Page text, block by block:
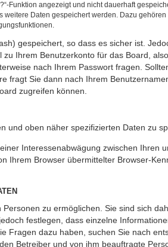
Funktion angezeigt und nicht dauerhaft
Daten gespeichert werden. Dazu
gespeichert, so dass es sicher ist.
Ihrem Benutzerkonto für das Board,
nach Ihrem Passwort fragen.
fragt Sie dann nach Ihrem
zugreifen können.
und oben näher spezifizierten Daten zu
Interessenabwägung zwischen
Ihrem Browser übermittelter Browser-
zu ermöglichen. Sie sind sich
festlegen, dass einzelne
Fragen dazu haben, suchen Sie nach
Betreiber und von ihm beauftragte